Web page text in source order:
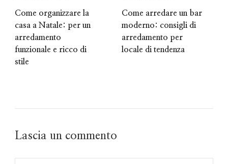
Come organizzare la
casa a Natale: per un
arredamento
funzionale e ricco di
stile
Come arredare un bar
moderno: consigli di
arredamento per
locale di tendenza
Lascia un commento